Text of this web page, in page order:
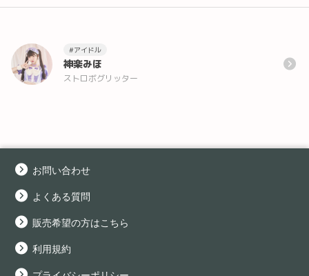
#アイドル
神楽みほ
ストロボグリッター
お問い合わせ
よくある質問
販売希望の方はこちら
利用規約